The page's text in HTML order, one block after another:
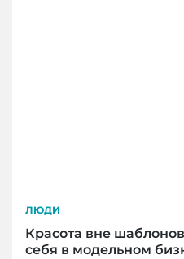
ЛЮДИ
Красота вне
себя в модельном